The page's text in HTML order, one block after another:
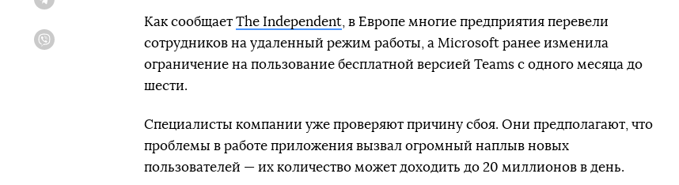
Как сообщает The Independent , в Европе многие предприятия перевели
сотрудников на удаленный режим работы, а Microsoft ранее изменила
ограничение на пользование бесплатной версией Teams с одного месяца до
шести.
Специалисты компании уже проверяют причину сбоя. Они предполагают, что
проблемы в работе приложения вызвал огромный наплыв новых
пользователей — их количество может доходить до 20 миллионов в день.